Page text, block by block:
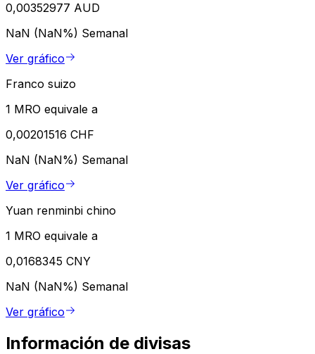
0,00352977 AUD
NaN (NaN%) Semanal
Ver gráfico
Franco suizo
1 MRO equivale a
0,00201516 CHF
NaN (NaN%) Semanal
Ver gráfico
Yuan renminbi chino
1 MRO equivale a
0,0168345 CNY
NaN (NaN%) Semanal
Ver gráfico
Información de divisas